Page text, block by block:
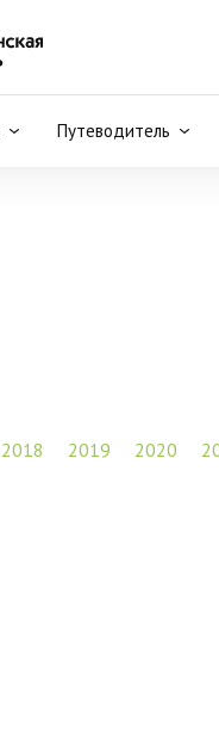
Путеводитель
2018 2019 2020